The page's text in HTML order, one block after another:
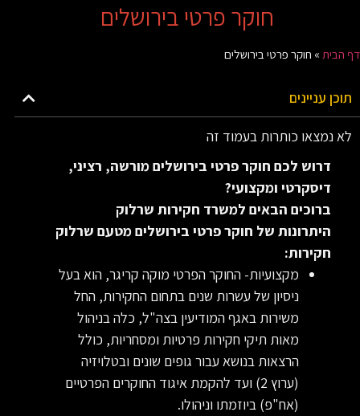
חוקר פרטי בירושלים
דף הבית » חוקר פרטי בירושלים
תוכן עניינים
לא נמצאו כותרות בעמוד זה
דרוש לכם חוקר פרטי בירושלים מורשה, רציני,
דיסקרטי ומקצועי?
ברוכים הבאים למשרד חקירות שרלוק
היתרונות של חוקר פרטי בירושלים מטעם שרלוק
חקירות:
מקצועיות- החוקר הפרטי מוקה קריגר, הוא בעל
ניסיון של עשרות שנים בתחום החקירות, החל
משירות באגף המודיעין בצה"ל, כלה בניהול
מאות תיקי חקירות פרטיות ומסחריות, כולל
הרצאות בנושא עבור גופים שונים ובטלויזיה
(ערוץ 2) ועד להקמת איגוד החוקרים הפרטיים
(אח"פ) ביוזמתו וניהולו.